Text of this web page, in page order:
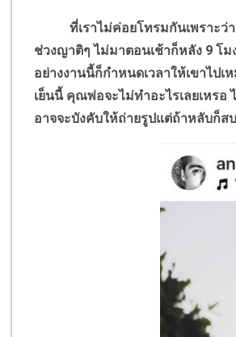
ที่เราไม่ค่อยโทรมกันเพราะว่าห
ช่วงญาติๆ ไม่มาตอนเช้าก็หลัง 9 โม
อย่างงานนี้ก็กำหนดเวลาให้เขาไป
เย็นนี้ คุณพ่อจะไม่ทำอะไรเลยเหร
อาจจะบังคับให้ถ่ายรูปแต่ถ้าหลับก็ส